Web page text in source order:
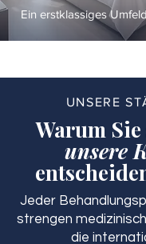
Ein erstklassiges
UNSERE
Warum
unsere
Jeder
strengen
die